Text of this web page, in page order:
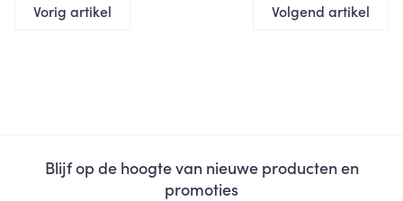
Vorig artikel Volgend artikel
Blijf op de hoogte van nieuwe producten en
promoties